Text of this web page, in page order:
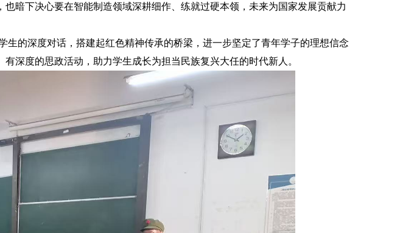
暗下决心要在智能制造领域深耕细作、练就过硬本领，未来为国家发展贡献力
生的深度对话，搭建起红色精神传承的桥梁，进一步坚定了青年学子的理想信念
深度的思政活动，助力学生成长为担当民族复兴大任的时代新人。